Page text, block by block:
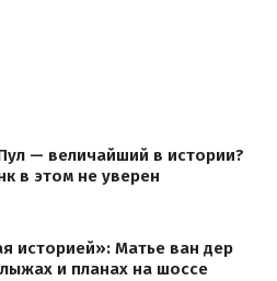
— величайший в истории?
в этом не уверен
историей»: Матье ван дер
и планах на шоссе